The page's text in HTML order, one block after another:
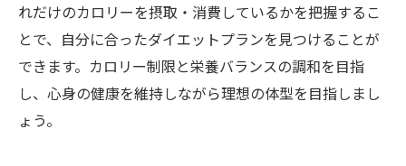
れだけのカロリーを摂取・消費しているかを把握するこ
とで、自分に合ったダイエットプランを見つけることが
できます。カロリー制限と栄養バランスの調和を目指
し、心身の健康を維持しながら理想の体型を目指しまし
ょう。